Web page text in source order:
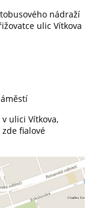
nádraží
ulic Vítkova
ulici Vítkova,
zde fialové